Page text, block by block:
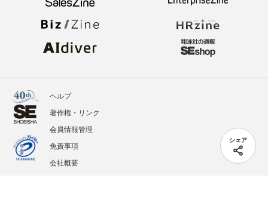
シェア
ヘルプ
著作権・リンク
会員情報管理
免責事項
会社概要